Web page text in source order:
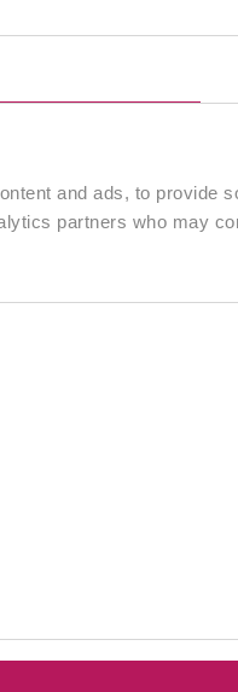
and ads, to provide
partners who may